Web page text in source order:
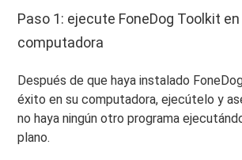
Paso 1: ejecute FoneDog Toolkit
computadora
Después de que haya instalado
éxito en su computadora, ejecútelo y
no haya ningún otro programa
plano.